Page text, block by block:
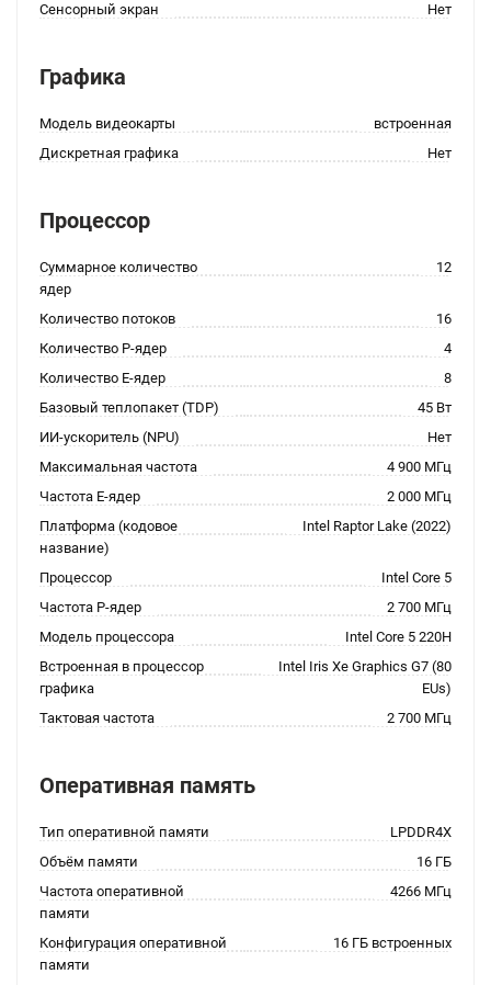
Сенсорный экран Нет
Графика
Модель видеокарты
встроенная
Дискретная графика
Нет
Процессор
Суммарное количество
ядер
12
Количество потоков
16
Количество P-ядер
4
Количество E-ядер
8
Базовый теплопакет (TDP)
45 Вт
ИИ-ускоритель (NPU)
Нет
Максимальная частота
4 900 МГц
Частота E-ядер
2 000 МГц
Платформа (кодовое
название)
Intel Raptor Lake (2022)
Процессор
Intel Core 5
Частота P-ядер
2 700 МГц
Модель процессора
Intel Core 5 220H
Встроенная в процессор
графика
Intel Iris Xe Graphics G7 (80
EUs)
Тактовая частота
2 700 МГц
Оперативная память
Тип оперативной памяти
LPDDR4X
Объём памяти
16 ГБ
Частота оперативной
памяти
4266 МГц
Конфигурация оперативной
памяти
16 ГБ встроенных